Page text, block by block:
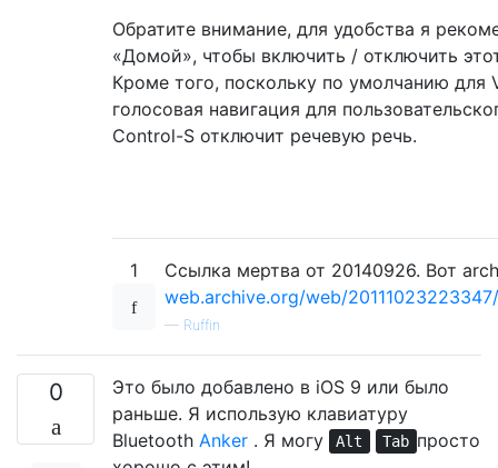
Обратите внимание, для удобства я
«Домой», чтобы включить / отключить
Кроме того, поскольку по умолчанию для
голосовая навигация для
Control-S отключит речевую речь.
1
Ссылка мертва от 20140926. Вот
web.archive.org/web/
— Ruffin
0
Это было добавлено в iOS 9 или было
раньше. Я использую клавиатуру
Bluetooth Anker . Я могу Alt Tab просто